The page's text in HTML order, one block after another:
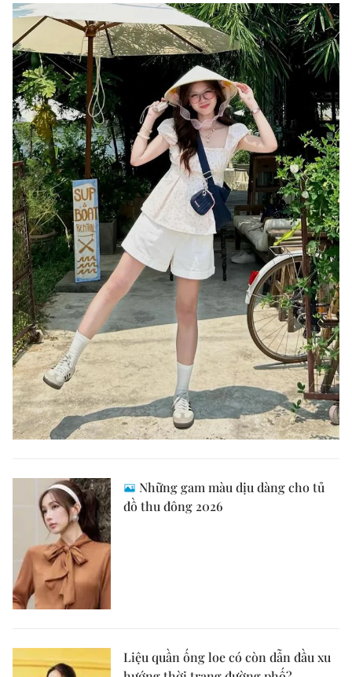
Những gam màu dịu dàng cho tủ
đồ thu đông 2026
Liệu quần ống loe có còn dẫn đầu xu